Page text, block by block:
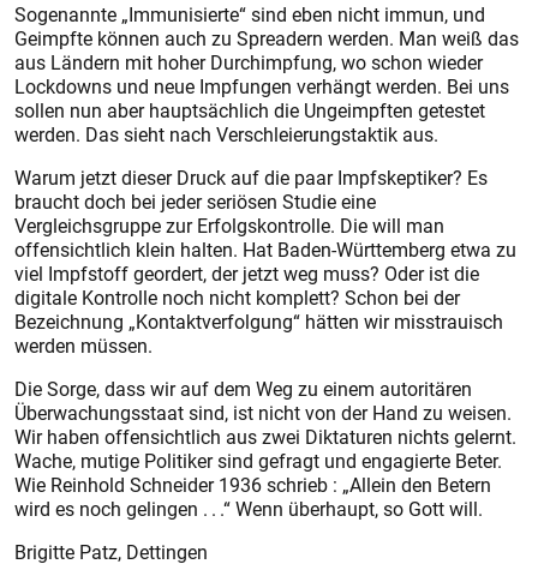
Sogenannte „Immunisierte“ sind eben nicht immun, und
Geimpfte können auch zu Spreadern werden. Man weiß das
aus Ländern mit hoher Durchimpfung, wo schon wieder
Lockdowns und neue Impfungen verhängt werden. Bei uns
sollen nun aber hauptsächlich die Ungeimpften getestet
werden. Das sieht nach Verschleierungstaktik aus.
Warum jetzt dieser Druck auf die paar Impfskeptiker? Es
braucht doch bei jeder seriösen Studie eine
Vergleichsgruppe zur Erfolgskontrolle. Die will man
offensichtlich klein halten. Hat Baden-Württemberg etwa zu
viel Impfstoff geordert, der jetzt weg muss? Oder ist die
digitale Kontrolle noch nicht komplett? Schon bei der
Bezeichnung „Kontaktverfolgung“ hätten wir misstrauisch
werden müssen.
Die Sorge, dass wir auf dem Weg zu einem autoritären
Überwachungsstaat sind, ist nicht von der Hand zu weisen.
Wir haben offensichtlich aus zwei Diktaturen nichts gelernt.
Wache, mutige Politiker sind gefragt und engagierte Beter.
Wie Reinhold Schneider 1936 schrieb : „Allein den Betern
wird es noch gelingen . . .“ Wenn überhaupt, so Gott will.
Brigitte Patz, Dettingen